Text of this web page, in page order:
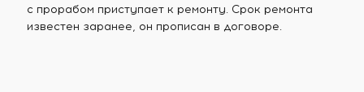
с прорабом приступает к ремонту. Срок ремонта
известен заранее, он прописан в договоре.